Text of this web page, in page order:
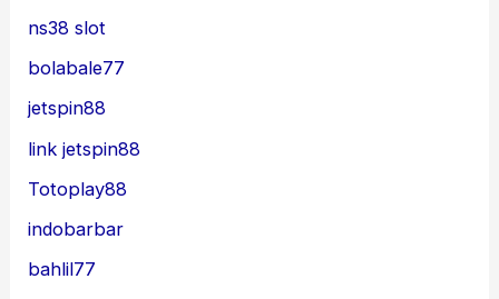
ns38 slot
bolabale77
jetspin88
link jetspin88
Totoplay88
indobarbar
bahlil77